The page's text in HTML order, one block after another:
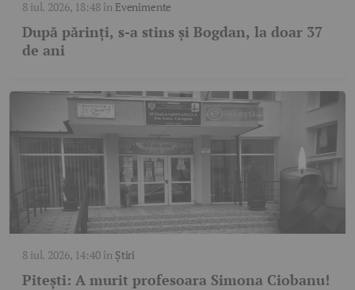
8 iul. 2026, 18:48în Evenimente
După părinți, s-a stins și Bogdan, la doar 37
de ani
8 iul. 2026, 14:40în Știri
Pitești: A murit profesoara Simona Ciobanu!